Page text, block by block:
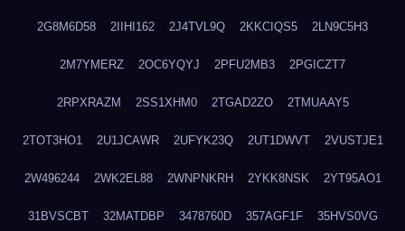
2G8M6D58 2IIHI162 2J4TVL9Q 2KKCIQS5 2LN9C5H3
2M7YMERZ 2OC6YQYJ 2PFU2MB3 2PGICZT7
2RPXRAZM 2SS1XHM0 2TGAD2ZO 2TMUAAY5
2TOT3HO1 2U1JCAWR 2UFYK23Q 2UT1DWVT 2VUSTJE1
2W496244 2WK2EL88 2WNPNKRH 2YKK8NSK 2YT95AO1
31BVSCBT 32MATDBP 3478760D 357AGF1F 35HVS0VG